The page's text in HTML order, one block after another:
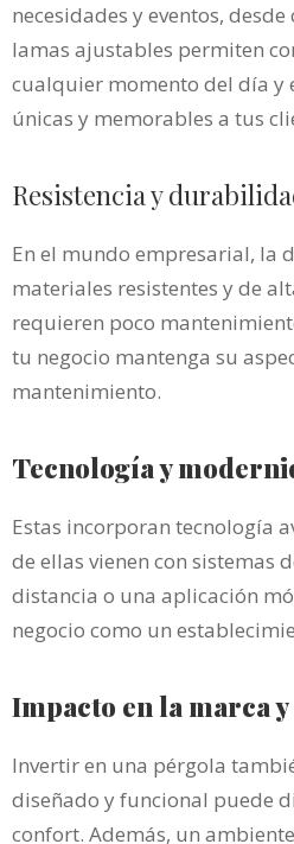
necesidades y eventos,
lamas ajustables permiten
cualquier momento del día y
únicas y memorables a tus
Resistencia y
En el mundo empresarial, la
materiales resistentes y de
requieren poco
tu negocio mantenga su
mantenimiento.
Tecnología y
Estas incorporan tecnología
de ellas vienen con
distancia o una aplicación
negocio como un
Impacto en la marca
Invertir en una pérgola
diseñado y funcional puede
confort. Además, un